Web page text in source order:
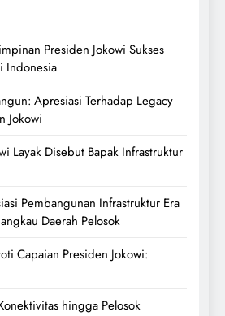
Presiden Jokowi Sukses
Indonesia
Apresiasi Terhadap Legacy
Jokowi
Layak Disebut Bapak Infrastruktur
Pembangunan Infrastruktur Era
Daerah Pelosok
Capaian Presiden Jokowi:
hingga Pelosok